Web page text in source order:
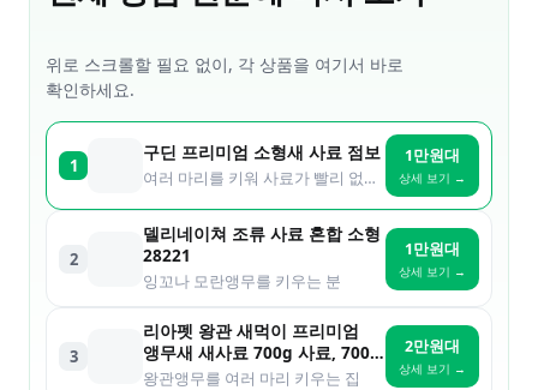
위로 스크롤할 필요 없이, 각 상품을 여기서 바로
확인하세요.
1
구딘 프리미엄 소형새 사료 점보
여러 마리를 키워 사료가 빨리 없어지는 집
1만원대
상세 보기 →
2
델리네이쳐 조류 사료 혼합 소형
28221
잉꼬나 모란앵무를 키우는 분
1만원대
상세 보기 →
3
리아펫 왕관 새먹이 프리미엄
앵무새 새사료 700g 사료, 700g,
10개
왕관앵무를 여러 마리 키우는 집
2만원대
상세 보기 →